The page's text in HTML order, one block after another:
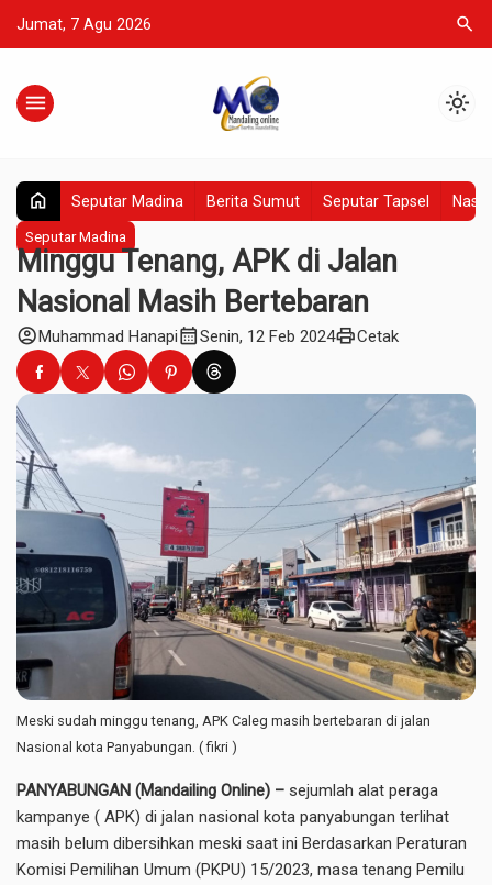
Jumat, 7 Agu 2026 search
menu light_mode
home Seputar Madina Berita Sumut Seputar Tapsel
Seputar Madina
Minggu Tenang, APK di Jalan
Nasional Masih Bertebaran
account_circleMuhammad Hanapicalendar_monthSenin, 12 Feb 2024printCetak
Meski sudah minggu tenang, APK Caleg masih bertebaran di jalan
Nasional kota Panyabungan. ( fikri )
PANYABUNGAN (Mandailing Online) – sejumlah alat peraga
kampanye ( APK) di jalan nasional kota panyabungan terlihat
masih belum dibersihkan meski saat ini Berdasarkan Peraturan
Komisi Pemilihan Umum (PKPU) 15/2023, masa tenang Pemilu